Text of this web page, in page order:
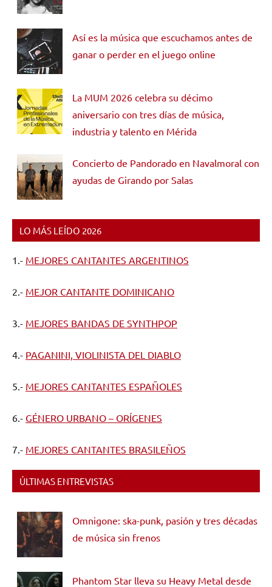
Así es la música que escuchamos antes de
ganar o perder en el juego online
La MUM 2026 celebra su décimo
aniversario con tres días de música,
industria y talento en Mérida
Concierto de Pandorado en Navalmoral con
ayudas de Girando por Salas
LO MÁS LEÍDO 2026
1.- MEJORES CANTANTES ARGENTINOS
2.- MEJOR CANTANTE DOMINICANO
3.- MEJORES BANDAS DE SYNTHPOP
4.- PAGANINI, VIOLINISTA DEL DIABLO
5.- MEJORES CANTANTES ESPAÑOLES
6.- GÉNERO URBANO – ORÍGENES
7.- MEJORES CANTANTES BRASILEÑOS
ÚLTIMAS ENTREVISTAS
Omnigone: ska-punk, pasión y tres décadas
de música sin frenos
Phantom Star lleva su Heavy Metal desde